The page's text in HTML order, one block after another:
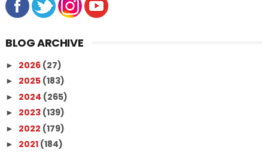
BLOG ARCHIVE
► 2026 (27)
► 2025 (183)
► 2024 (265)
► 2023 (139)
► 2022 (179)
► 2021 (184)